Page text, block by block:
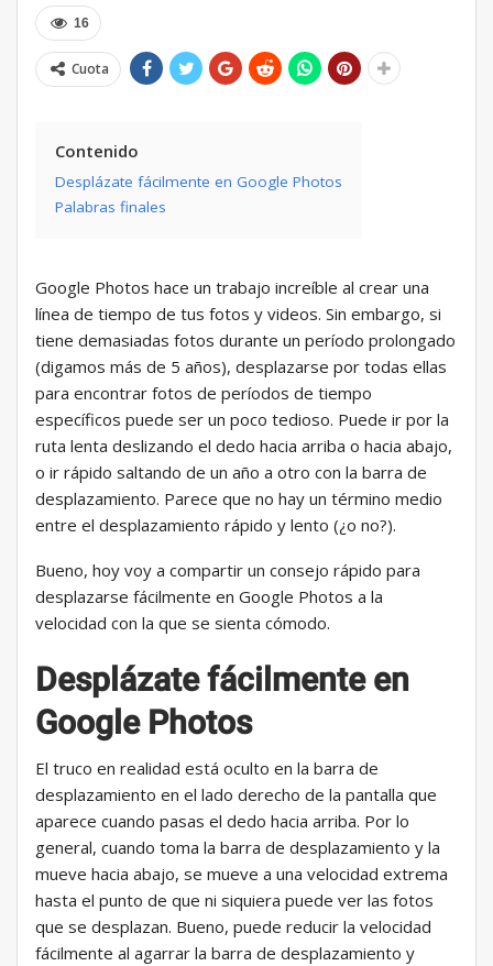
16
Cuota
Contenido
Desplázate fácilmente en Google Photos
Palabras finales
Google Photos hace un trabajo increíble al crear una
línea de tiempo de tus fotos y videos. Sin embargo, si
tiene demasiadas fotos durante un período prolongado
(digamos más de 5 años), desplazarse por todas ellas
para encontrar fotos de períodos de tiempo
específicos puede ser un poco tedioso. Puede ir por la
ruta lenta deslizando el dedo hacia arriba o hacia abajo,
o ir rápido saltando de un año a otro con la barra de
desplazamiento. Parece que no hay un término medio
entre el desplazamiento rápido y lento (¿o no?).
Bueno, hoy voy a compartir un consejo rápido para
desplazarse fácilmente en Google Photos a la
velocidad con la que se sienta cómodo.
Desplázate fácilmente en
Google Photos
El truco en realidad está oculto en la barra de
desplazamiento en el lado derecho de la pantalla que
aparece cuando pasas el dedo hacia arriba. Por lo
general, cuando toma la barra de desplazamiento y la
mueve hacia abajo, se mueve a una velocidad extrema
hasta el punto de que ni siquiera puede ver las fotos
que se desplazan. Bueno, puede reducir la velocidad
fácilmente al agarrar la barra de desplazamiento y